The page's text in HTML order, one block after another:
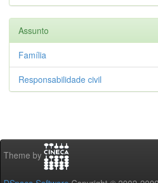
Assunto
Família
Responsabilidade civil
Theme by